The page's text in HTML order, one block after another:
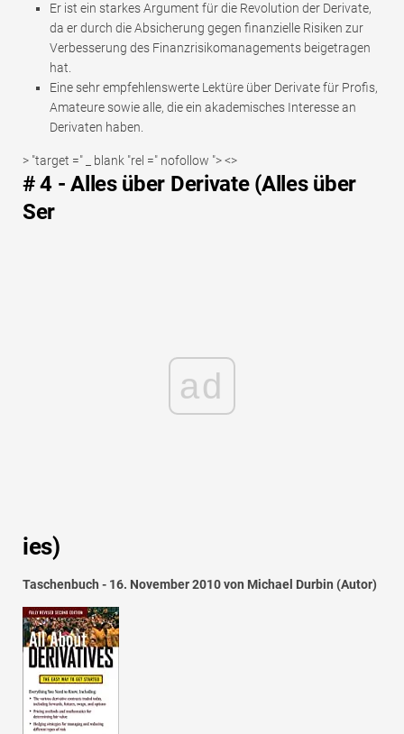
Er ist ein starkes Argument für die Revolution der Derivate,
da er durch die Absicherung gegen finanzielle Risiken zur
Verbesserung des Finanzrisikomanagements beigetragen
hat.
Eine sehr empfehlenswerte Lektüre über Derivate für Profis,
Amateure sowie alle, die ein akademisches Interesse an
Derivaten haben.
> "target =" _ blank "rel =" nofollow "> <>
# 4 - Alles über Derivate (Alles über
Ser
ad
ies)
Taschenbuch - 16. November 2010 von Michael Durbin (Autor)